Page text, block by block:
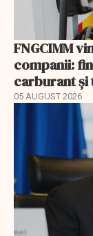
FNGCIMM
companii:
carburant
05 AUGUST 2026